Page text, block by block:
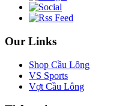
Our Links
Shop Cầu Lông
VS Sports
Vợt Cầu Lông